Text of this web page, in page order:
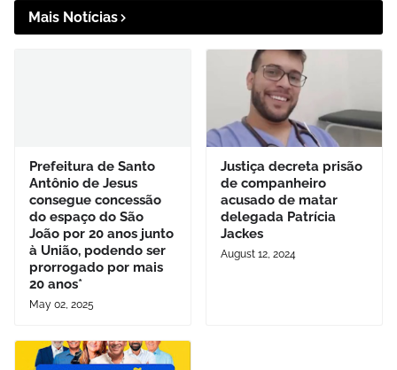
Mais Notícias
Prefeitura de Santo
Antônio de Jesus
consegue concessão
do espaço do São
João por 20 anos junto
à União, podendo ser
prorrogado por mais
20 anos*
May 02, 2025
Justiça decreta prisão
de companheiro
acusado de matar
delegada Patrícia
Jackes
August 12, 2024